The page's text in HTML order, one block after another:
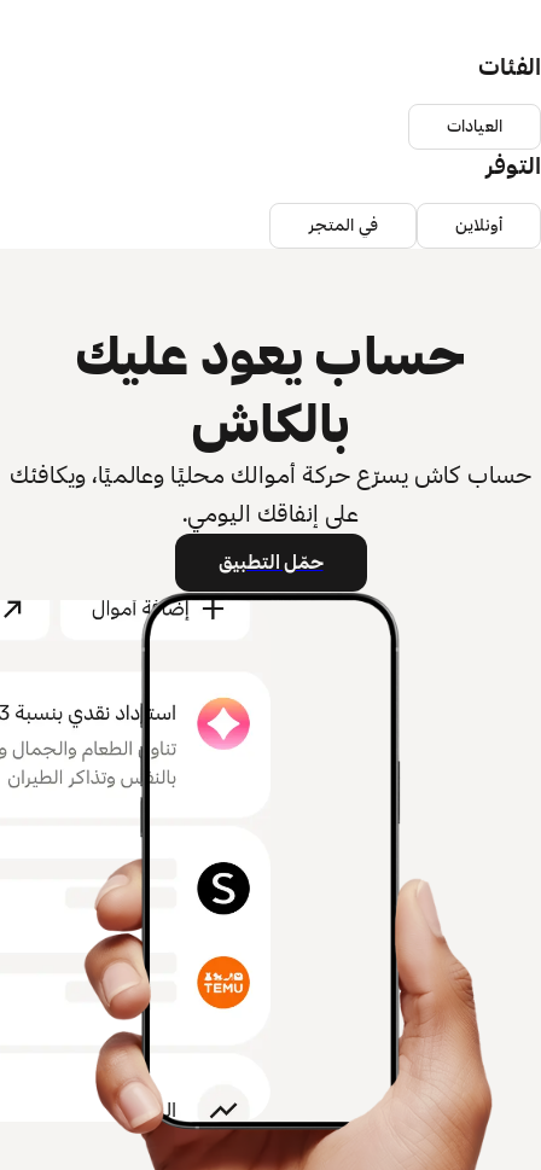
الفئات
العيادات
التوفر
أونلاين في المتجر
حساب يعود عليك
بالكاش
حساب كاش يسرّع حركة أموالك محليًا وعالميًا، ويكافئك
على إنفاقك اليومي.
حمّل التطبيق